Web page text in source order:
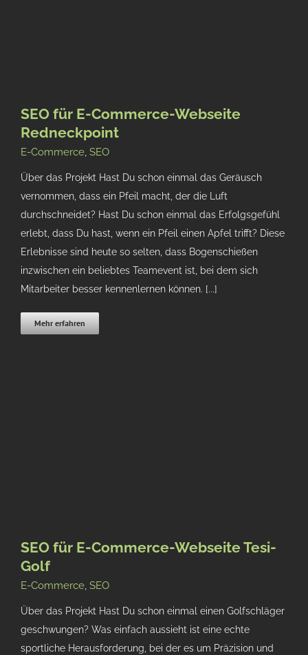
SEO für E-Commerce-Webseite
Redneckpoint
E-Commerce, SEO
Über das Projekt Hast Du schon einmal das Geräusch
vernommen, dass ein Pfeil macht, der die Luft
durchschneidet? Hast Du schon einmal das Erfolgsgefühl
erlebt, dass Du hast, wenn ein Pfeil einen Apfel trifft? Diese
Erlebnisse sind heute so selten, dass Bogenschießen
inzwischen ein beliebtes Teamevent ist, bei dem sich
Mitarbeiter besser kennenlernen können. [...]
Mehr erfahren
SEO für E-Commerce-Webseite Tesi-
Golf
E-Commerce, SEO
Über das Projekt Hast Du schon einmal einen Golfschläger
geschwungen? Was einfach aussieht ist eine echte
sportliche Herausforderung, bei der es um Präzision und